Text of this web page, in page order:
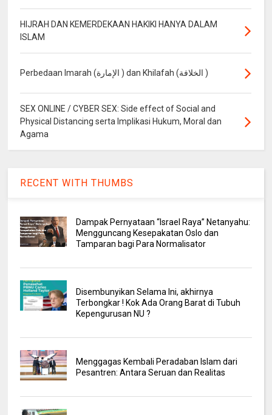
HIJRAH DAN KEMERDEKAAN HAKIKI HANYA DALAM
ISLAM
Perbedaan Imarah (الإمارة ) dan Khilafah (الخلافة )
SEX ONLINE / CYBER SEX: Side effect of Social and
Physical Distancing serta Implikasi Hukum, Moral dan
Agama
RECENT WITH THUMBS
Dampak Pernyataan “Israel Raya” Netanyahu:
Mengguncang Kesepakatan Oslo dan
Tamparan bagi Para Normalisator
Disembunyikan Selama Ini, akhirnya
Terbongkar ! Kok Ada Orang Barat di Tubuh
Kepengurusan NU ?
Menggagas Kembali Peradaban Islam dari
Pesantren: Antara Seruan dan Realitas